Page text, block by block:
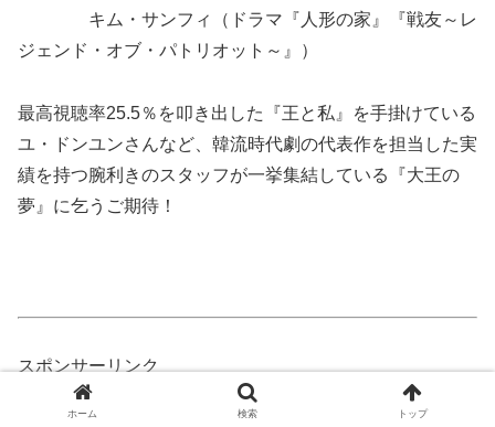
キム・サンフィ（ドラマ『人形の家』『戦友～レ
ジェンド・オブ・パトリオット～』）
最高視聴率25.5％を叩き出した『王と私』を手掛けている
ユ・ドンユンさんなど、韓流時代劇の代表作を担当した実
績を持つ腕利きのスタッフが一挙集結している『大王の
夢』に乞うご期待！
スポンサーリンク
[ad#sita]
ホーム 検索 トップ